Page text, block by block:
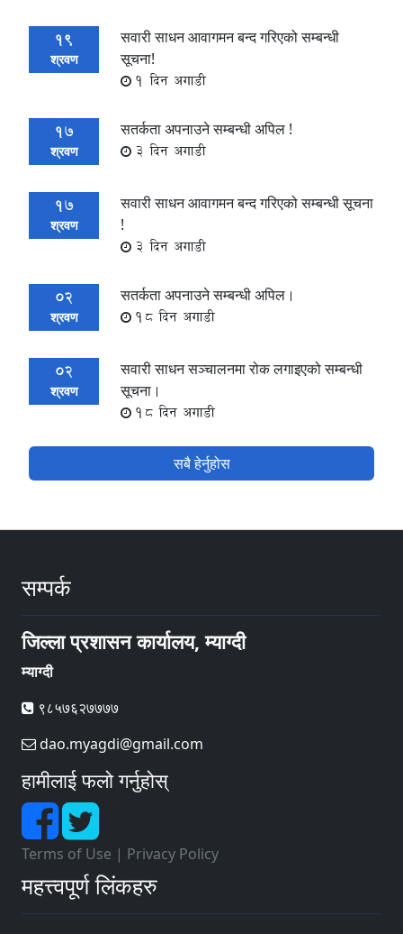
19
श्रवण
सवारी साधन आवागमन बन्द गरिएको सम्बन्धी
सूचना!
1 दिन अगाडी
17
श्रवण
सतर्कता अपनाउने सम्बन्धी अपिल !
3 दिन अगाडी
17
श्रवण
सवारी साधन आवागमन बन्द गरिएको सम्बन्धी सूचना
!
3 दिन अगाडी
02
श्रवण
सतर्कता अपनाउने सम्बन्धी अपिल।
18 दिन अगाडी
02
श्रवण
सवारी साधन सञ्चालनमा रोक लगाइएको सम्बन्धी
सूचना।
18 दिन अगाडी
सबै हेर्नुहोस
सम्पर्क
जिल्ला प्रशासन कार्यालय, म्याग्दी
म्याग्दी
९८५७६२७७७७
dao.myagdi@gmail.com
हामीलाई फलो गर्नुहोस्
Terms of Use | Privacy Policy
महत्त्वपूर्ण लिंकहरु